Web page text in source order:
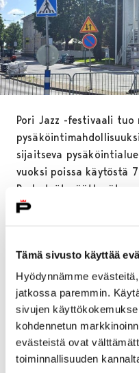
Tämä sivusto käyttää
Hyödynnämme
jatkossa paremmin.
sivujen
kohdennetun
evästeistä ovat
toiminnallisuuden
Pori Jazz -festivaali tuo
sijaitseva
vuoksi poissa käytöstä
Purkutyöt päättyvät
mennessä.
Hallituskadun puolelta.
Hallituskadulta museon
kadulta johtavan
siirtymään museon
pääsisäänkäynnille
Festivaalin aikainen
laajemmin